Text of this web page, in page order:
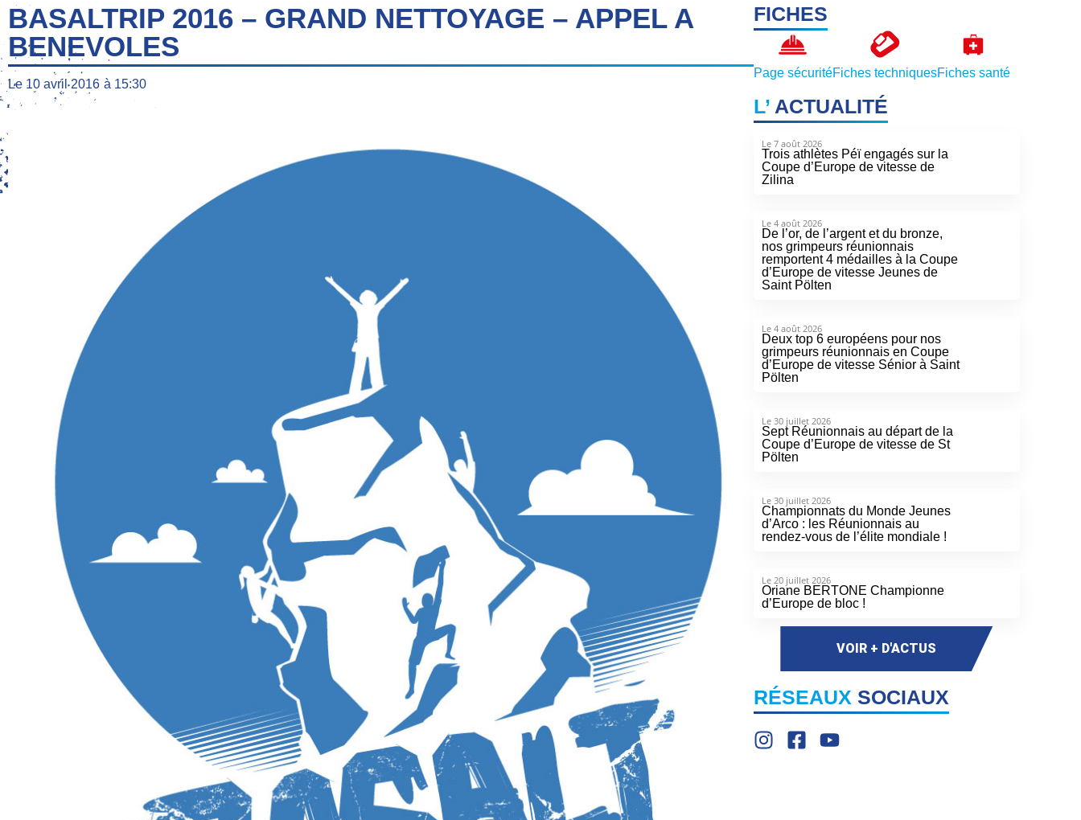
BASALTRIP 2016 – GRAND NETTOYAGE – APPEL A
BENEVOLES
Le 10 avril 2016 à 15:30
FICHES
Page sécuritéFiches techniquesFiches santé
L’ACTUALITÉ
Le 7 août 2026
Trois athlètes Péï engagés sur la
Coupe d’Europe de vitesse de
Zilina
Le 4 août 2026
De l’or, de l’argent et du bronze,
nos grimpeurs réunionnais
remportent 4 médailles à la Coupe
d’Europe de vitesse Jeunes de
Saint Pölten
Le 4 août 2026
Deux top 6 européens pour nos
grimpeurs réunionnais en Coupe
d’Europe de vitesse Sénior à Saint
Pölten
Le 30 juillet 2026
Sept Réunionnais au départ de la
Coupe d’Europe de vitesse de St
Pölten
Le 30 juillet 2026
Championnats du Monde Jeunes
d’Arco : les Réunionnais au
rendez-vous de l’élite mondiale !
Le 20 juillet 2026
Oriane BERTONE Championne
d’Europe de bloc !
VOIR + D'ACTUS
RÉSEAUX SOCIAUX